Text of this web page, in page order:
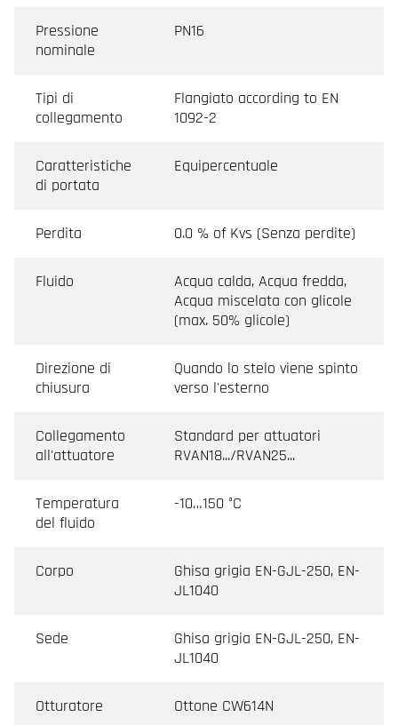
Pressione
nominale
PN16
Tipi di
collegamento
Flangiato according to EN
1092-2
Caratteristiche
di portata
Equipercentuale
Perdita 0.0 % of Kvs (Senza perdite)
Fluido
Acqua calda, Acqua fredda,
Acqua miscelata con glicole
(max. 50% glicole)
Direzione di
chiusura
Quando lo stelo viene spinto
verso l'esterno
Collegamento
all'attuatore
Standard per attuatori
RVAN18.../RVAN25...
Temperatura
del fluido
-10…150 °C
Corpo
Ghisa grigia EN-GJL-250, EN-
JL1040
Sede
Ghisa grigia EN-GJL-250, EN-
JL1040
Otturatore Ottone CW614N